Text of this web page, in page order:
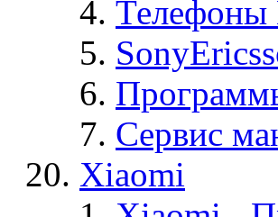
Телефоны
Сервис
Xiaomi